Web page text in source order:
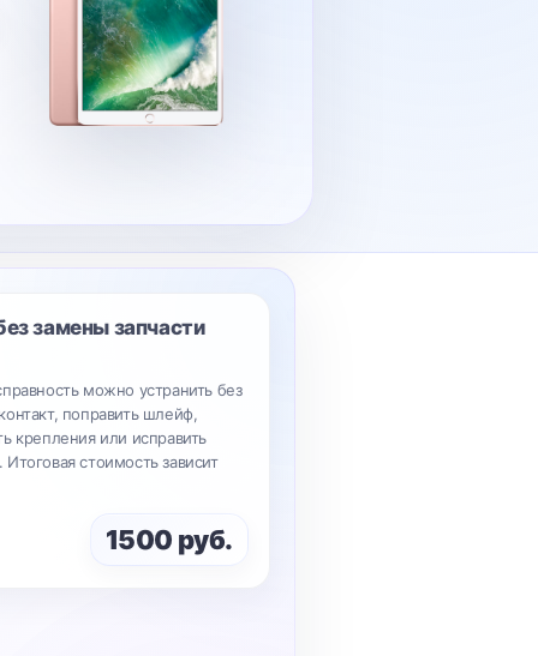
замены запчасти
можно устранить без
поправить шлейф,
крепления или исправить
стоимость зависит
1500 руб.